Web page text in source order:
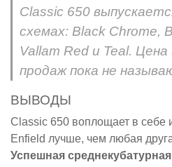
Classic 650
схемах: Black Chrome,
Vallam Red и Teal. Цена
продаж пока не
ВЫВОДЫ
Classic 650 воплощает в себе
Enfield лучше, чем любая
Успешная